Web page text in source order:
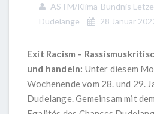
ASTM/Klima-Bündnis
Dudelange
28 Januar
Exit Racism –
und handeln: Unter diesem
Wochenende vom 28. und 29.
Dudelange. Gemeinsam mit